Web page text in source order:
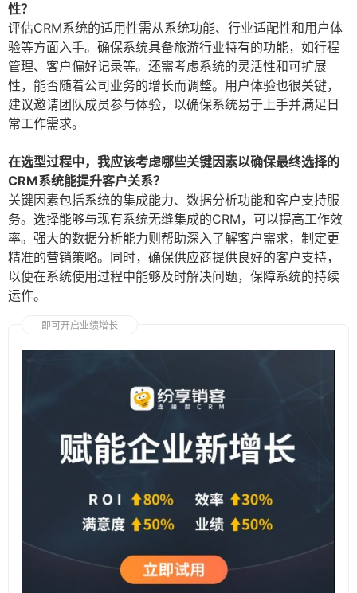
性？
评估CRM系统的适用性需从系统功能、行业适配性和用户体
验等方面入手。确保系统具备旅游行业特有的功能，如行程
管理、客户偏好记录等。还需考虑系统的灵活性和可扩展
性，能否随着公司业务的增长而调整。用户体验也很关键，
建议邀请团队成员参与体验，以确保系统易于上手并满足日
常工作需求。
在选型过程中，我应该考虑哪些关键因素以确保最终选择的
CRM系统能提升客户关系？
关键因素包括系统的集成能力、数据分析功能和客户支持服
务。选择能够与现有系统无缝集成的CRM，可以提高工作效
率。强大的数据分析能力则帮助深入了解客户需求，制定更
精准的营销策略。同时，确保供应商提供良好的客户支持，
以便在系统使用过程中能够及时解决问题，保障系统的持续
运作。
即可开启业绩增长